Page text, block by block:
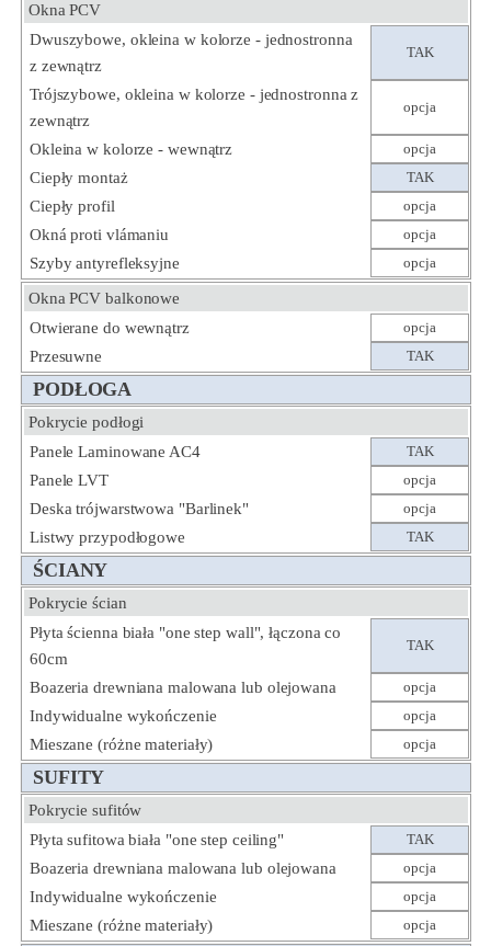
Okna PCV
Dwuszybowe, okleina w kolorze - jednostronna
z zewnątrz
TAK
Trójszybowe, okleina w kolorze - jednostronna z
zewnątrz
opcja
Okleina w kolorze - wewnątrz opcja
Ciepły montaż TAK
Ciepły profil opcja
Okná proti vlámaniu opcja
Szyby antyrefleksyjne opcja
Okna PCV balkonowe
Otwierane do wewnątrz
opcja
Przesuwne TAK
PODŁOGA
Pokrycie podłogi
Panele Laminowane AC4
TAK
Panele LVT opcja
Deska trójwarstwowa "Barlinek" opcja
Listwy przypodłogowe TAK
ŚCIANY
Pokrycie ścian
Płyta ścienna biała "one step wall", łączona co
60cm
TAK
Boazeria drewniana malowana lub olejowana opcja
Indywidualne wykończenie opcja
Mieszane (różne materiały) opcja
SUFITY
Pokrycie sufitów
Płyta sufitowa biała "one step ceiling"
TAK
Boazeria drewniana malowana lub olejowana opcja
Indywidualne wykończenie opcja
Mieszane (różne materiały) opcja